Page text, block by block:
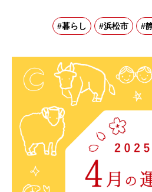
#暮らし #浜松市 #